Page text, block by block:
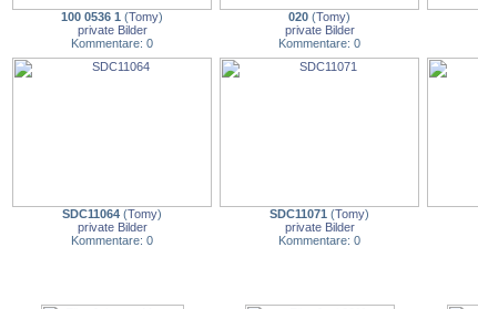
100 0536 1 (Tomy)
private Bilder
Kommentare: 0
020 (Tomy)
private Bilder
Kommentare: 0
SDC11064 (Tomy)
private Bilder
Kommentare: 0
SDC11071 (Tomy)
private Bilder
Kommentare: 0